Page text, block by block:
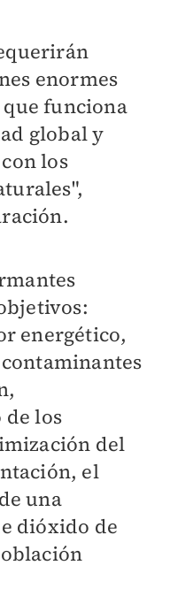
enormes
funciona
global y
los
energético,
los
del
el
una
dióxido de